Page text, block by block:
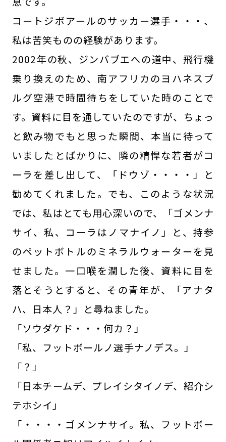
コートジボアールのサッカー選手・・・、
私は苦笑ものの経験があります。
2002年の秋、ジンバブエへの道中、飛行機
乗り換えのため、南アフリカのヨハネスブ
ルグ空港で時間待ちをしていた時のことで
す。資料に目を通していたのですが、ちょっ
と飲み物でもと思った瞬間、本当に待って
いましたとばかりに、隣の精悍な若者がコ
ーラを差し出して、「ドウゾ・・・・」と
勧めてくれました。でも、このような状況
では、私はとても用心深いので、「ゴメンナ
サイ、私、コーラはノマナイノ」と、持参
のペットボトルのミネラルウォーターを見
せました。一口喉を潤した後、資料に目を
落とそうとすると、その青年が、「アナタ
ハ、日本人？」と尋ねました。
「ソウダケド・・・何カ？」
「私、フットボールノ選手ナノデス。」
「？」
「日本チームデ、プレイシタイノデ、紹介シ
テホシイ」
「・・・・ゴメンナサイ。私、フットボー